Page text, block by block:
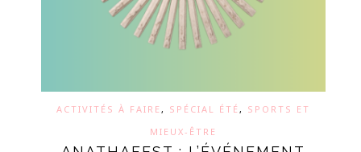
ACTIVITÉS À FAIRE, SPÉCIAL ÉTÉ, SPORTS ET
MIEUX-ÊTRE